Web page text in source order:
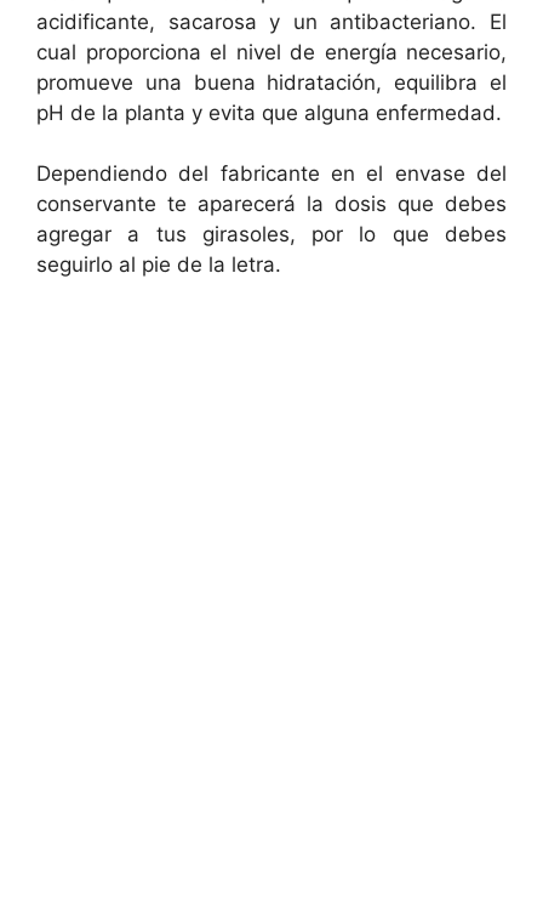
acidificante, sacarosa y un antibacteriano. El
cual proporciona el nivel de energía necesario,
promueve una buena hidratación, equilibra el
pH de la planta y evita que alguna enfermedad.
Dependiendo del fabricante en el envase del
conservante te aparecerá la dosis que debes
agregar a tus girasoles, por lo que debes
seguirlo al pie de la letra.